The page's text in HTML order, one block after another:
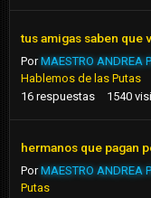
tus amigas saben que
PorMAESTRO ANDREA
Hablemos de las Putas
16 respuestas 1540
hermanos que pagan
PorMAESTRO ANDREA
Putas